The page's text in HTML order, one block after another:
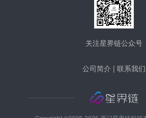
关注星界链公众号
公司简介 | 联系我们